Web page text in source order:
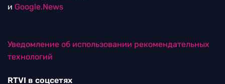
и Google.News
Уведомление об использовании рекомендательных
технологий
RTVI в соцсетях